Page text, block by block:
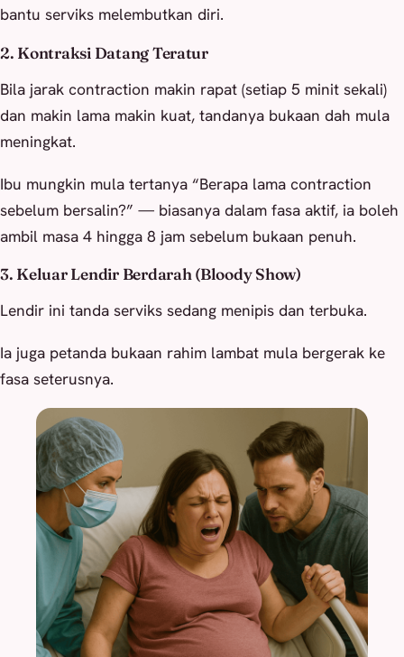
bantu serviks melembutkan diri.
2. Kontraksi Datang Teratur
Bila jarak contraction makin rapat (setiap 5 minit sekali)
dan makin lama makin kuat, tandanya bukaan dah mula
meningkat.
Ibu mungkin mula tertanya “Berapa lama contraction
sebelum bersalin?” — biasanya dalam fasa aktif, ia boleh
ambil masa 4 hingga 8 jam sebelum bukaan penuh.
3. Keluar Lendir Berdarah (Bloody Show)
Lendir ini tanda serviks sedang menipis dan terbuka.
Ia juga petanda bukaan rahim lambat mula bergerak ke
fasa seterusnya.